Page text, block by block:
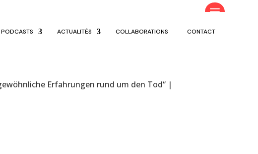
ACTUALITÉS COLLABORATIONS CONTACT
Erfahrungen rund um den Tod“ |